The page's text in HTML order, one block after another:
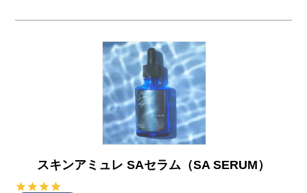
スキンアミュレ SAセラム（SA SERUM）